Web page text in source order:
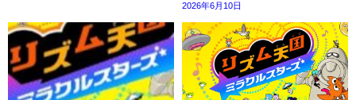
2026年6月10日